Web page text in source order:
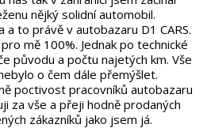
nějký solidní automobil.
a to právě v autobazaru D1 CARS.
mě 100%. Jednak po technické
původu a počtu najetých km. Vše
o čem dále přemýšlet.
poctivost pracovníků autobazaru
za vše a přeji hodně prodaných
zákazníků jako jsem já.